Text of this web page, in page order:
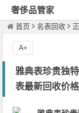
奢侈品管家
首页 名表回收
雅典表珍贵独
表最新回收价
A+